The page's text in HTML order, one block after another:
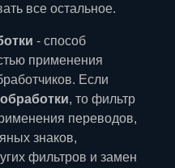
все остальное.
- способ
применения
Если
, то фильтр
переводов,
знаков,
фильтров и замен